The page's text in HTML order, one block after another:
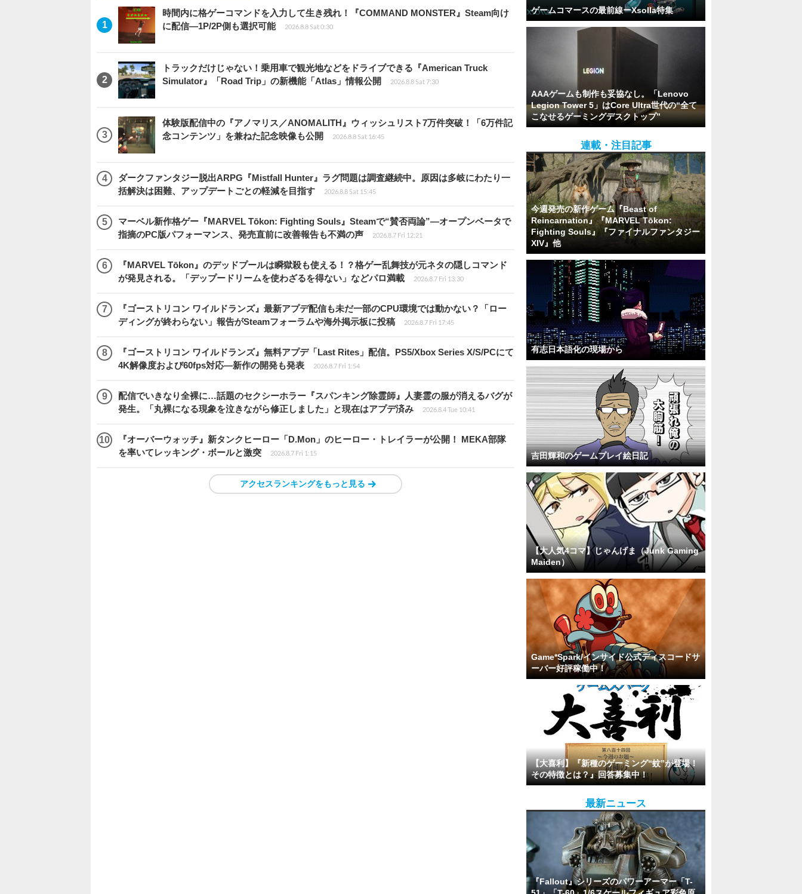
時間内に格ゲーコマンドを入力して生き残れ！『COMMAND MONSTER』Steam向け
に配信―1P/2P側も選択可能
2026.8.8 Sat 0:30
トラックだけじゃない！乗用車で観光地などをドライブできる『American Truck
Simulator』「Road Trip」の新機能「Atlas」情報公開
2026.8.8 Sat 7:30
体験版配信中の『アノマリス／ANOMALITH』ウィッシュリスト7万件突破！「6万件記
念コンテンツ」を兼ねた記念映像も公開
2026.8.8 Sat 16:45
ダークファンタジー脱出ARPG『Mistfall Hunter』ラグ問題は調査継続中。原因は多岐にわたり一
括解決は困難、アップデートごとの軽減を目指す
2026.8.8 Sat 15:45
マーベル新作格ゲー『MARVEL Tōkon: Fighting Souls』Steamで“賛否両論”―オープンベータで
指摘のPC版パフォーマンス、発売直前に改善報告も不満の声
2026.8.7 Fri 12:21
『MARVEL Tōkon』のデッドプールは瞬獄殺も使える！？格ゲー乱舞技が元ネタの隠しコマンド
が発見される。「デップードリームを使わざるを得ない」などパロ満載
2026.8.7 Fri 13:30
『ゴーストリコン ワイルドランズ』最新アプデ配信も未だ一部のCPU環境では動かない？「ロー
ディングが終わらない」報告がSteamフォーラムや海外掲示板に投稿
2026.8.7 Fri 17:45
『ゴーストリコン ワイルドランズ』無料アプデ「Last Rites」配信。PS5/Xbox Series X/S/PCにて
4K解像度および60fps対応―新作の開発も発表
2026.8.7 Fri 1:54
配信でいきなり全裸に…話題のセクシーホラー『スパンキング除霊師』人妻霊の服が消えるバグが
発生。「丸裸になる現象を泣きながら修正しました」と現在はアプデ済み
2026.8.4 Tue 10:41
『オーバーウォッチ』新タンクヒーロー「D.Mon」のヒーロー・トレイラーが公開！ MEKA部隊
を率いてレッキング・ボールと激突
2026.8.7 Fri 1:15
アクセスランキングをもっと見る
ゲームコマースの最前線ーXsolla特集
AAAゲームも制作も妥協なし。「Lenovo
Legion Tower 5」はCore Ultra世代の“全て
こなせるゲーミングデスクトップ”
連載・注目記事
今週発売の新作ゲーム『Beast of
Reincarnation』『MARVEL Tōkon:
Fighting Souls』『ファイナルファンタジー
XIV』他
有志日本語化の現場から
吉田輝和のゲームプレイ絵日記
【大人気4コマ】じゃんげま（Junk Gaming
Maiden）
Game*Spark/インサイド公式ディスコードサ
ーバー好評稼働中！
【大喜利】『新種のゲーミング“蚊”が登場！
その特徴とは？』回答募集中！
最新ニュース
『Fallout』シリーズのパワーアーマー「T-